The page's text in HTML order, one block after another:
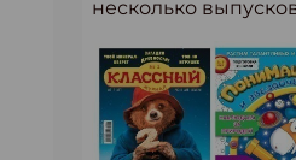
несколько